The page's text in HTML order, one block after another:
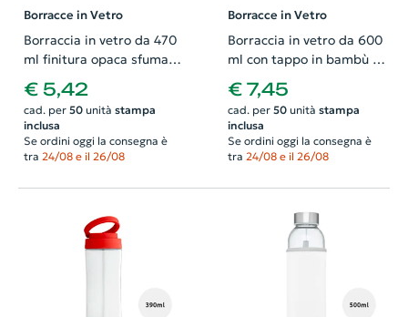
Borracce in Vetro
Borraccia in vetro da 470
ml finitura opaca sfumata
e manico in silicone
€ 5,42
cad. per 50unità stampa
inclusa
Se ordini oggi la consegna è
tra 24/08 e il 26/08
Borracce in Vetro
Borraccia in vetro da 600
ml con tappo in bambù e
protezione in silicone
€ 7,45
cad. per 50unità stampa
inclusa
Se ordini oggi la consegna è
tra 24/08 e il 26/08